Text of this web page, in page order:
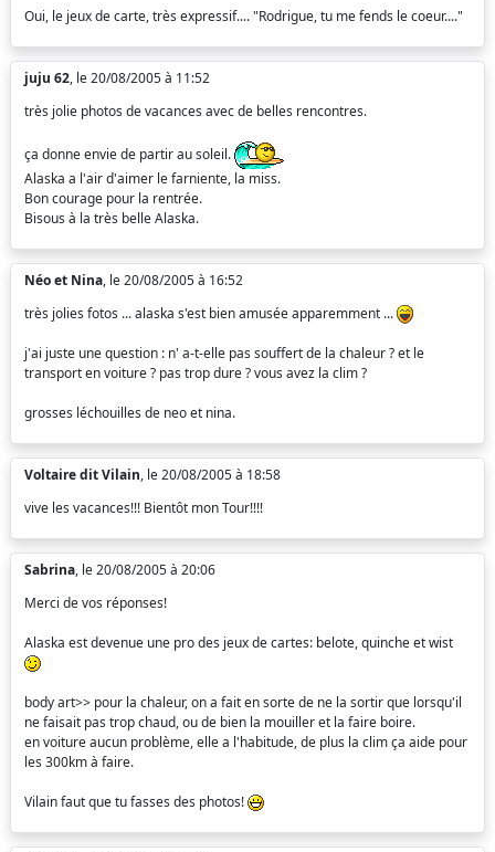
Oui, le jeux de carte, très expressif.... "Rodrigue, tu me fends le coeur...."
juju 62, le 20/08/2005 à 11:52
très jolie photos de vacances avec de belles rencontres.
ça donne envie de partir au soleil.
Alaska a l'air d'aimer le farniente, la miss.
Bon courage pour la rentrée.
Bisous à la très belle Alaska.
Néo et Nina, le 20/08/2005 à 16:52
très jolies fotos ... alaska s'est bien amusée apparemment ...
j'ai juste une question : n' a-t-elle pas souffert de la chaleur ? et le
transport en voiture ? pas trop dure ? vous avez la clim ?
grosses léchouilles de neo et nina.
Voltaire dit Vilain, le 20/08/2005 à 18:58
vive les vacances!!! Bientôt mon Tour!!!!
Sabrina, le 20/08/2005 à 20:06
Merci de vos réponses!
Alaska est devenue une pro des jeux de cartes: belote, quinche et wist
body art>> pour la chaleur, on a fait en sorte de ne la sortir que lorsqu'il
ne faisait pas trop chaud, ou de bien la mouiller et la faire boire.
en voiture aucun problème, elle a l'habitude, de plus la clim ça aide pour
les 300km à faire.
Vilain faut que tu fasses des photos!